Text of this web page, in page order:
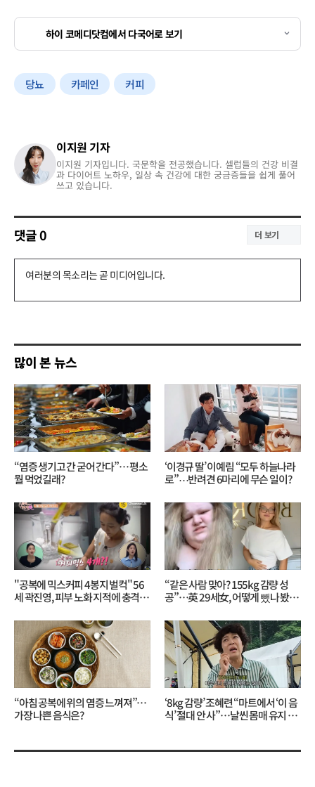
하이 코메디닷컴에서 다국어로 보기
당뇨 카페인 커피
이지원 기자
이지원 기자입니다. 국문학을 전공했습니다. 셀럽들의 건강 비결
과 다이어트 노하우, 일상 속 건강에 대한 궁금증들을 쉽게 풀어
쓰고 있습니다.
댓글0 더 보기
댓
기
많이 본 뉴스
“염증 생기고 간 굳어 간다”… 평소
뭘 먹었길래?
‘이경규 딸’ 이예림 “모두 하늘나라
로”⋯반려견 6마리에 무슨 일이?
"공복에 믹스커피 4봉지 벌컥" 56
세 곽진영, 피부 노화 지적에 충격…
“같은 사람 맞아? 155kg 감량 성
공”…英 29세女, 어떻게 뺐나 봤더
“아침 공복에 위의 염증 느껴져”…
가장 나쁜 음식은?
‘8kg 감량’ 조혜련 “마트에서 ‘이 음
식’ 절대 안 사”…날씬 몸매 유지 비